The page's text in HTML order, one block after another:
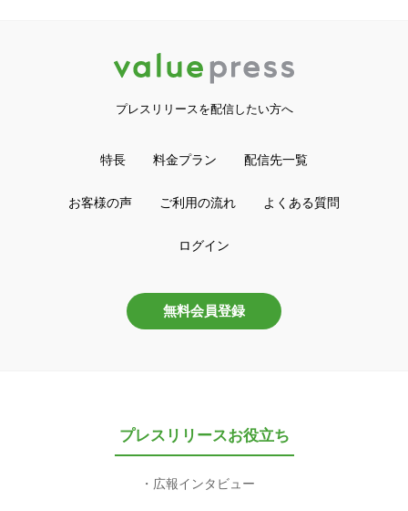
プレスリリースを配信したい方へ
特長 料金プラン 配信先一覧
お客様の声 ご利用の流れ よくある質問
ログイン
無料会員登録
プレスリリースお役立ち
広報インタビュー